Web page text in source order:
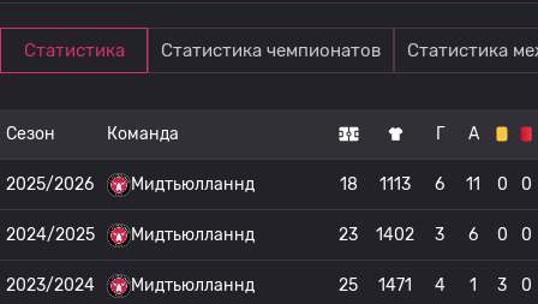
Статистика Статистика чемпионатов Статистика
Сезон Команда Г А
2025/2026 Мидтьюлланнд 18 1113 6 11 0 0
2024/2025 Мидтьюлланнд 23 1402 3 6 0 0
2023/2024 Мидтьюлланнд 25 1471 4 1 3 0